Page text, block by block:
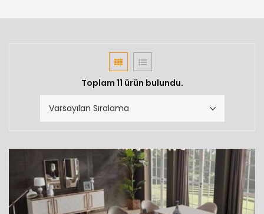
Toplam 11 ürün bulundu.